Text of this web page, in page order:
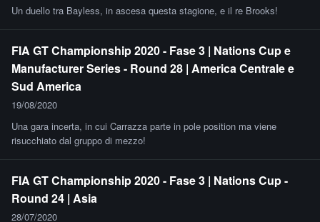
Un duello tra Bayless, in ascesa questa stagione, e il re Brooks!
FIA GT Championship 2020 - Fase 3 | Nations Cup e
Manufacturer Series - Round 28 | America Centrale e
Sud America
19/08/2020
Una gara incerta, in cui Carrazza parte in pole position ma viene
risucchiato dal gruppo di mezzo!
FIA GT Championship 2020 - Fase 3 | Nations Cup -
Round 24 | Asia
28/07/2020